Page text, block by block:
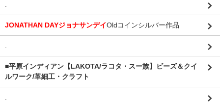
.
JONATHAN DAYジョナサンデイOldコインシルバー作品
.
■平原インディアン【LAKOTA/ラコタ・スー族】ビーズ＆クイ
ルワーク/革細工・クラフト
.